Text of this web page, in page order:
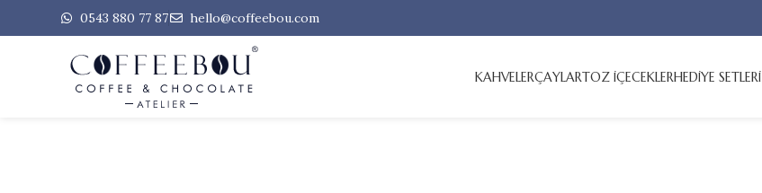
0543 880 77 87 hello@coffeebou.com
KAHVELERÇAYLARTOZ İÇECEKLERHEDİYE SETLERİ